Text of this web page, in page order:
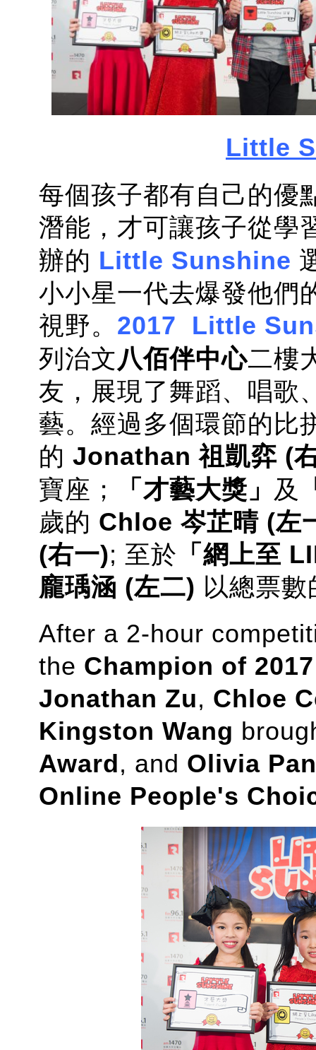
Little
每個孩子都有自己的優
潛能，才可讓孩子從學
辦的 Little Sunshine
小小星一代去爆發他們
視野。 2017 Little
列治文八佰伴中心二樓
友，展現了舞蹈、唱歌
藝。經過多個環節的比
的 Jonathan 祖凱弈 (
寶座；
「才藝大獎」 及
歲的 Chloe 岑芷晴 (左
(右一); 至於 「網上至
龐瑀涵 (左二) 以總票
After a 2-hour
the Champion of
Jonathan Zu, Chloe
Kingston Wang
Award, and Olivia
Online People's